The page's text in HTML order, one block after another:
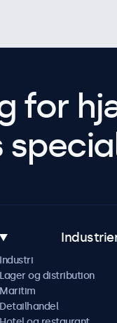
for
Industri
Lager og distribution
Maritim
Detailhandel